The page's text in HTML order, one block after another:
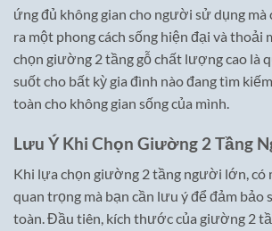
ứng đủ không gian cho người sử dụng mà
ra một phong cách sống hiện đại và thoải
chọn giường 2 tầng gỗ chất lượng cao là
suốt cho bất kỳ gia đình nào đang tìm
toàn cho không gian sống của mình.
Lưu Ý Khi Chọn Giường 2 Tầng
Khi lựa chọn giường 2 tầng người lớn, có
quan trọng mà bạn cần lưu ý để đảm bảo
toàn. Đầu tiên, kích thước của giường 2